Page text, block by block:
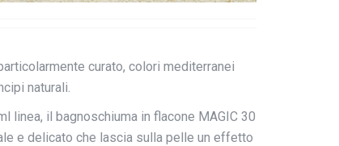
curato, colori mediterranei
naturali.
linea, il bagnoschiuma in flacone MAGIC 30
e delicato che lascia sulla pelle un effetto